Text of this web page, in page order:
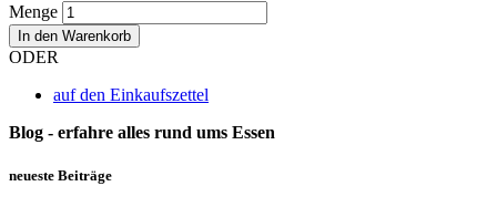
Menge
In den Warenkorb
ODER
auf den Einkaufszettel
Blog - erfahre alles rund ums Essen
neueste Beiträge